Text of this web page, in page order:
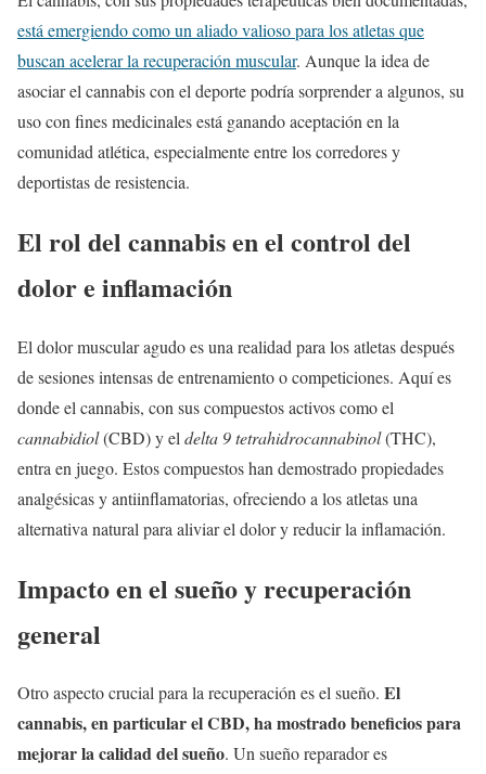
está emergiendo como un aliado valioso para los atletas que
buscan acelerar la recuperación muscular. Aunque la idea de
asociar el cannabis con el deporte podría sorprender a algunos, su
uso con fines medicinales está ganando aceptación en la
comunidad atlética, especialmente entre los corredores y
deportistas de resistencia.
El rol del cannabis en el control del
dolor e inflamación
El dolor muscular agudo es una realidad para los atletas después
de sesiones intensas de entrenamiento o competiciones. Aquí es
donde el cannabis, con sus compuestos activos como el
cannabidiol(CBD) y el delta 9 tetrahidrocannabinol(THC),
entra en juego. Estos compuestos han demostrado propiedades
analgésicas y antiinflamatorias, ofreciendo a los atletas una
alternativa natural para aliviar el dolor y reducir la inflamación.
Impacto en el sueño y recuperación
general
Otro aspecto crucial para la recuperación es el sueño. El
cannabis, en particular el CBD, ha mostrado beneficios para
mejorar la calidad del sueño. Un sueño reparador es